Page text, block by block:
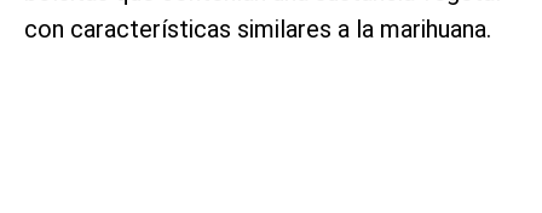
con características similares a la marihuana.